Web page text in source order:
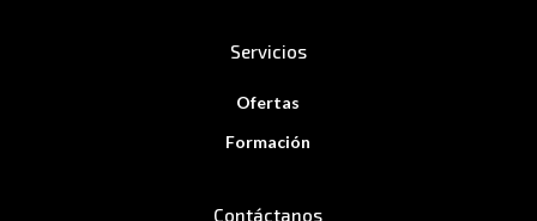
Servicios
Ofertas
Formación
Contáctanos